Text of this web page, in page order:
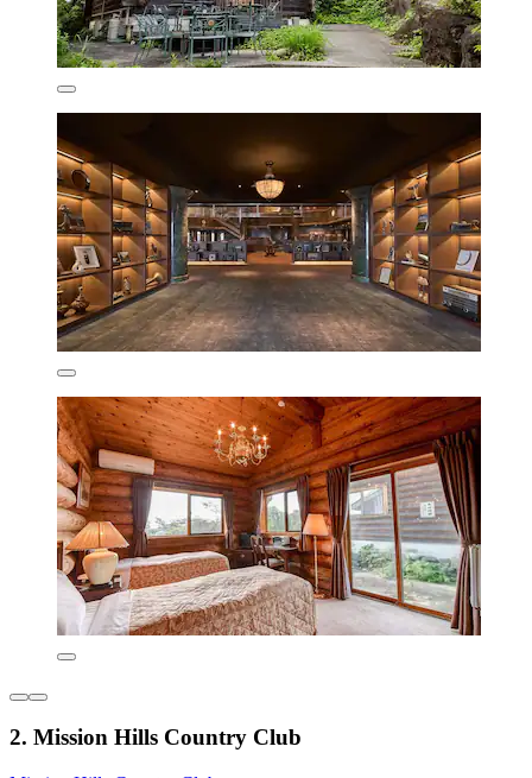
2. Mission Hills Country Club